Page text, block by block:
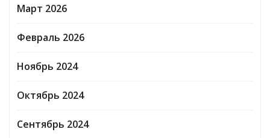
Март 2026
Февраль 2026
Ноябрь 2024
Октябрь 2024
Сентябрь 2024